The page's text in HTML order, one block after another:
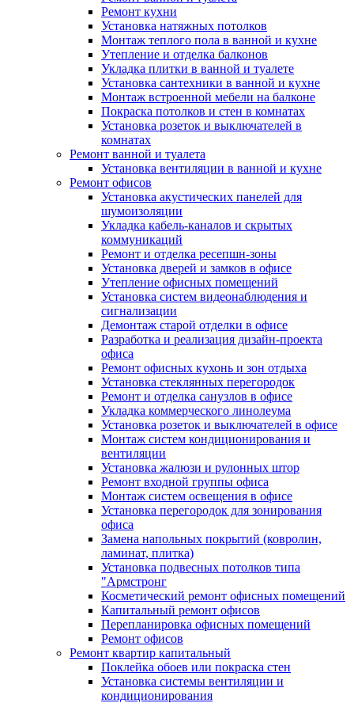
Ремонт кухни
Установка натяжных потолков
Монтаж теплого пола в ванной и кухне
Утепление и отделка балконов
Укладка плитки в ванной и туалете
Установка сантехники в ванной и кухне
Монтаж встроенной мебели на балконе
Покраска потолков и стен в комнатах
Установка розеток и выключателей в
комнатах
Ремонт ванной и туалета
Установка вентиляции в ванной и кухне
Ремонт офисов
Установка акустических панелей для
шумоизоляции
Укладка кабель-каналов и скрытых
коммуникаций
Ремонт и отделка ресепшн-зоны
Установка дверей и замков в офисе
Утепление офисных помещений
Установка систем видеонаблюдения и
сигнализации
Демонтаж старой отделки в офисе
Разработка и реализация дизайн-проекта
офиса
Ремонт офисных кухонь и зон отдыха
Установка стеклянных перегородок
Ремонт и отделка санузлов в офисе
Укладка коммерческого линолеума
Установка розеток и выключателей в офисе
Монтаж систем кондиционирования и
вентиляции
Установка жалюзи и рулонных штор
Ремонт входной группы офиса
Монтаж систем освещения в офисе
Установка перегородок для зонирования
офиса
Замена напольных покрытий (ковролин,
ламинат, плитка)
Установка подвесных потолков типа
"Армстронг
Косметический ремонт офисных помещений
Капитальный ремонт офисов
Перепланировка офисных помещений
Ремонт офисов
Ремонт квартир капитальный
Поклейка обоев или покраска стен
Установка системы вентиляции и
кондиционирования